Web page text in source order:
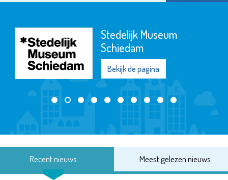
Stedelijk Museum
Schiedam
Bekijk de pagina
Recent nieuws Meest gelezen nieuws